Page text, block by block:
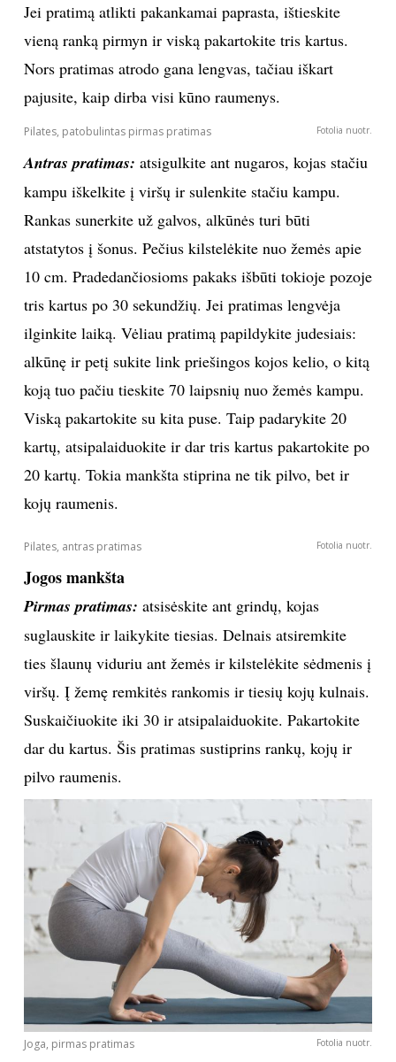
Jei pratimą atlikti pakankamai paprasta, ištieskite
vieną ranką pirmyn ir viską pakartokite tris kartus.
Nors pratimas atrodo gana lengvas, tačiau iškart
pajusite, kaip dirba visi kūno raumenys.
Pilates, patobulintas pirmas pratimas Fotolia nuotr.
Antras pratimas: atsigulkite ant nugaros, kojas stačiu
kampu iškelkite į viršų ir sulenkite stačiu kampu.
Rankas sunerkite už galvos, alkūnės turi būti
atstatytos į šonus. Pečius kilstelėkite nuo žemės apie
10 cm. Pradedančiosioms pakaks išbūti tokioje pozoje
tris kartus po 30 sekundžių. Jei pratimas lengvėja
ilginkite laiką. Vėliau pratimą papildykite judesiais:
alkūnę ir petį sukite link priešingos kojos kelio, o kitą
koją tuo pačiu tieskite 70 laipsnių nuo žemės kampu.
Viską pakartokite su kita puse. Taip padarykite 20
kartų, atsipalaiduokite ir dar tris kartus pakartokite po
20 kartų. Tokia mankšta stiprina ne tik pilvo, bet ir
kojų raumenis.
Pilates, antras pratimas Fotolia nuotr.
Jogos mankšta
Pirmas pratimas: atsisėskite ant grindų, kojas
suglauskite ir laikykite tiesias. Delnais atsiremkite
ties šlaunų viduriu ant žemės ir kilstelėkite sėdmenis į
viršų. Į žemę remkitės rankomis ir tiesių kojų kulnais.
Suskaičiuokite iki 30 ir atsipalaiduokite. Pakartokite
dar du kartus. Šis pratimas sustiprins rankų, kojų ir
pilvo raumenis.
Joga, pirmas pratimas Fotolia nuotr.